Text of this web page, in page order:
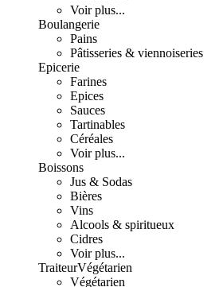
Voir plus...
Boulangerie
Pains
Pâtisseries & viennoiseries
Epicerie
Farines
Epices
Sauces
Tartinables
Céréales
Voir plus...
Boissons
Jus & Sodas
Bières
Vins
Alcools & spiritueux
Cidres
Voir plus...
TraiteurVégétarien
Végétarien